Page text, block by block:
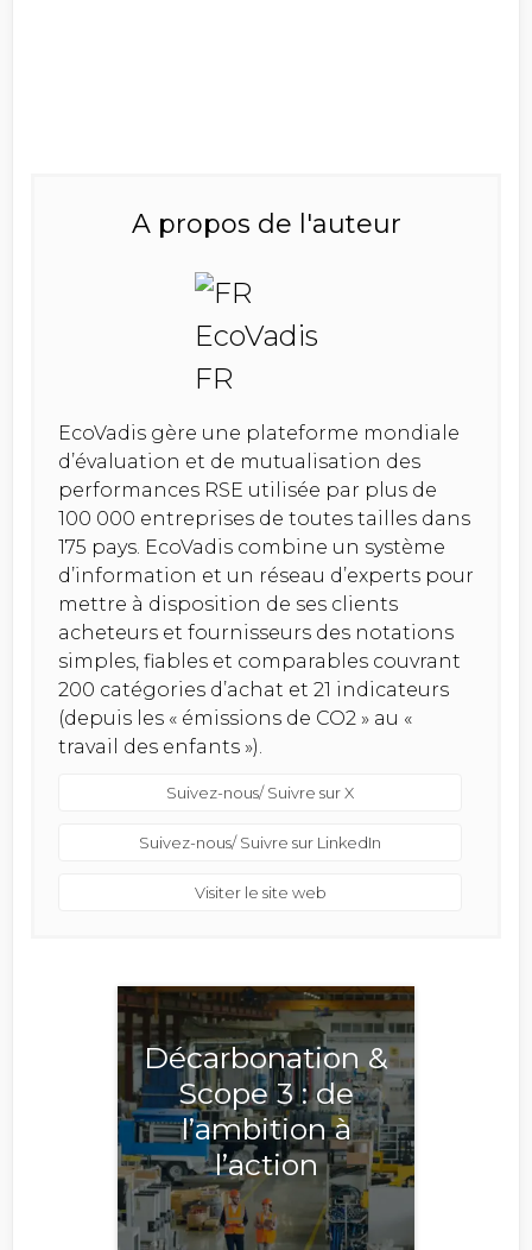
A propos de l'auteur
EcoVadis gère une plateforme mondiale
d’évaluation et de mutualisation des
performances RSE utilisée par plus de
100 000 entreprises de toutes tailles dans
175 pays. EcoVadis combine un système
d’information et un réseau d’experts pour
mettre à disposition de ses clients
acheteurs et fournisseurs des notations
simples, fiables et comparables couvrant
200 catégories d’achat et 21 indicateurs
(depuis les « émissions de CO2 » au «
travail des enfants »).
Suivez-nous/ Suivre sur X
Suivez-nous/ Suivre sur LinkedIn
Visiter le site web
Décarbonation &
Scope 3 : de
l’ambition à
l’action